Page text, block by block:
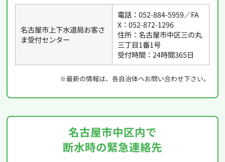
名古屋市上下水道局お客さ
ま受付センター
電話：052-884-5959／FA
X：052-872-1296
住所：名古屋市中区三の丸
三丁目1番1号
受付時間：24時間365日
※最新の情報は、各自治体へお問い合わせ下さい。
名古屋市中区内で
断水時の緊急連絡先